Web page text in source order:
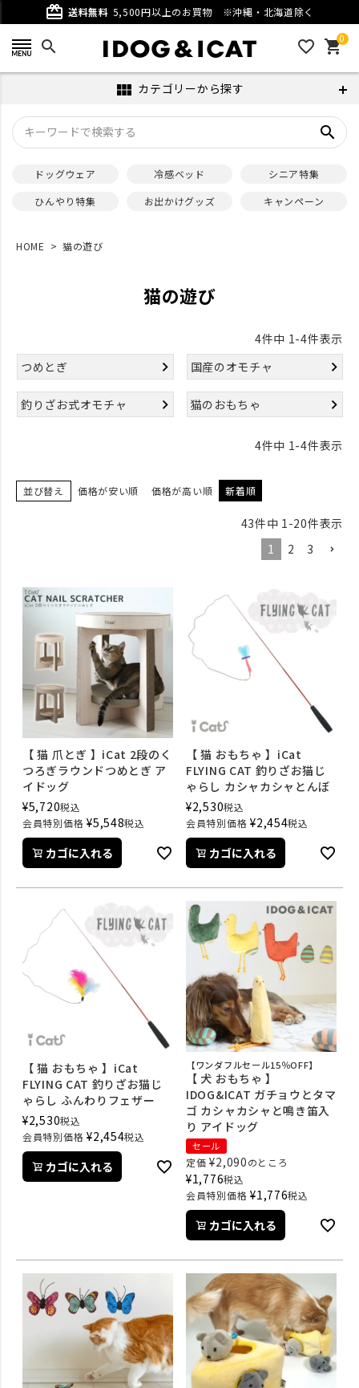
card_giftcard 送料無料 5,500円以上のお買物 ※沖縄・北海道除く
search favorite_outline 0
shopping_cart
view_module カテゴリーから探す
search
ドッグウェア 冷感ベッド
シニア特集
ひんやり特集
お出かけグッズ キャンペーン
HOME 猫の遊び
猫の遊び
4件中 1-4件表示
つめとぎ
国産のオモチャ
釣りざお式オモチャ 猫のおもちゃ
4件中 1-4件表示
並び替え 価格が安い順 価格が高い順 新着順
43件中 1-20件表示
1
2 3
【 猫 爪とぎ 】iCat 2段のく
つろぎラウンドつめとぎ ア
イドッグ
¥5,720税込
会員特別価格 ¥5,548税込
カゴに入れる
【 猫 おもちゃ 】iCat
FLYING CAT 釣りざお猫じ
ゃらし カシャカシャとんぼ
¥2,530税込
会員特別価格 ¥2,454税込
カゴに入れる
【 猫 おもちゃ 】iCat
FLYING CAT 釣りざお猫じ
ゃらし ふんわりフェザー
¥2,530税込
会員特別価格 ¥2,454税込
カゴに入れる
【ワンダフルセール15％OFF】
【 犬 おもちゃ 】
IDOG&ICAT ガチョウとタマ
ゴ カシャカシャと鳴き笛入
り アイドッグ
セール
定価 ¥2,090のところ
¥1,776税込
会員特別価格 ¥1,776税込
カゴに入れる